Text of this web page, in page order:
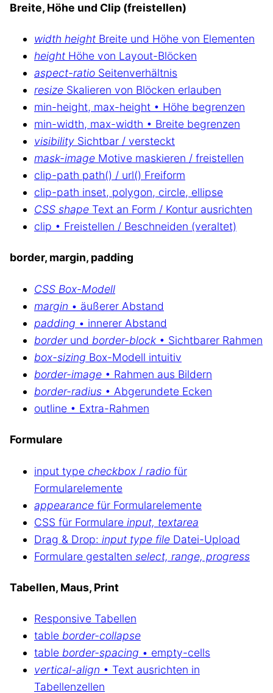
Breite, Höhe und Clip (freistellen)
width height Breite und Höhe von Elementen
height Höhe von Layout-Blöcken
aspect-ratio Seitenverhältnis
resize Skalieren von Blöcken erlauben
min-height, max-height • Höhe begrenzen
min-width, max-width • Breite begrenzen
visibility Sichtbar / versteckt
mask-image Motive maskieren / freistellen
clip-path path() / url() Freiform
clip-path inset, polygon, circle, ellipse
CSS shape Text an Form / Kontur ausrichten
clip • Freistellen / Beschneiden (veraltet)
border, margin, padding
CSS Box-Modell
margin • äußerer Abstand
padding • innerer Abstand
borderund border-block • Sichtbarer Rahmen
box-sizing Box-Modell intuitiv
border-image • Rahmen aus Bildern
border-radius • Abgerundete Ecken
outline • Extra-Rahmen
Formulare
input type checkbox / radio für
Formularelemente
appearance für Formularelemente
CSS für Formulare input, textarea
Drag & Drop: input type file Datei-Upload
Formulare gestalten select, range, progress
Tabellen, Maus, Print
Responsive Tabellen
table border-collapse
table border-spacing • empty-cells
vertical-align • Text ausrichten in
Tabellenzellen